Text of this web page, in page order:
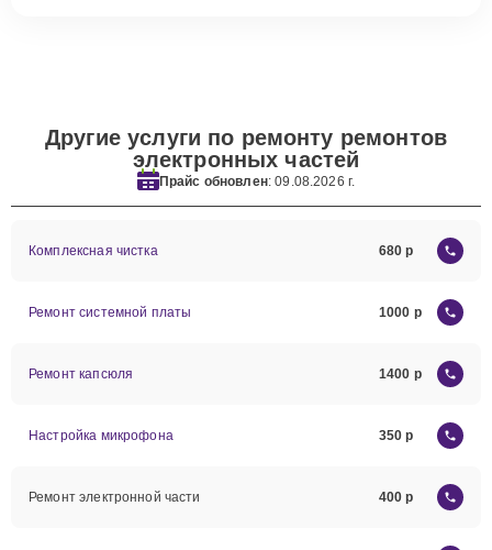
Другие услуги по ремонту ремонтов
электронных частей
Прайс обновлен: 09.08.2026 г.
Комплексная чистка 680
Ремонт системной платы 1000
Ремонт капсюля 1400
Настройка микрофона 350
Ремонт электронной части 400